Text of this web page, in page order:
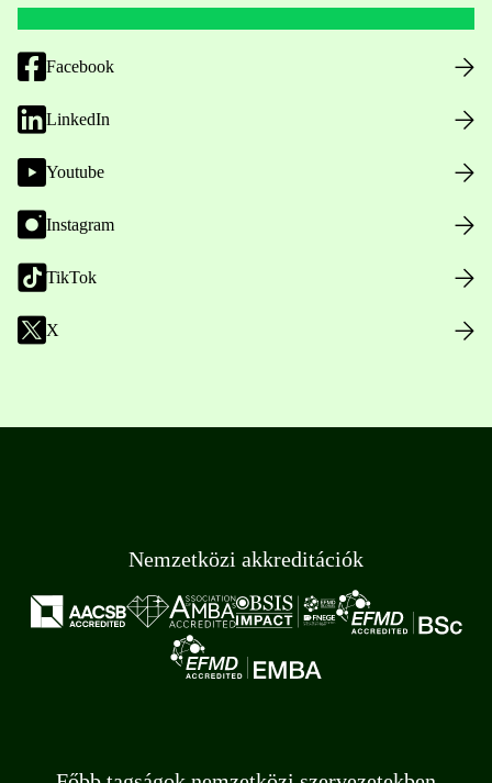
Facebook
LinkedIn
Youtube
Instagram
TikTok
X
Nemzetközi akkreditációk